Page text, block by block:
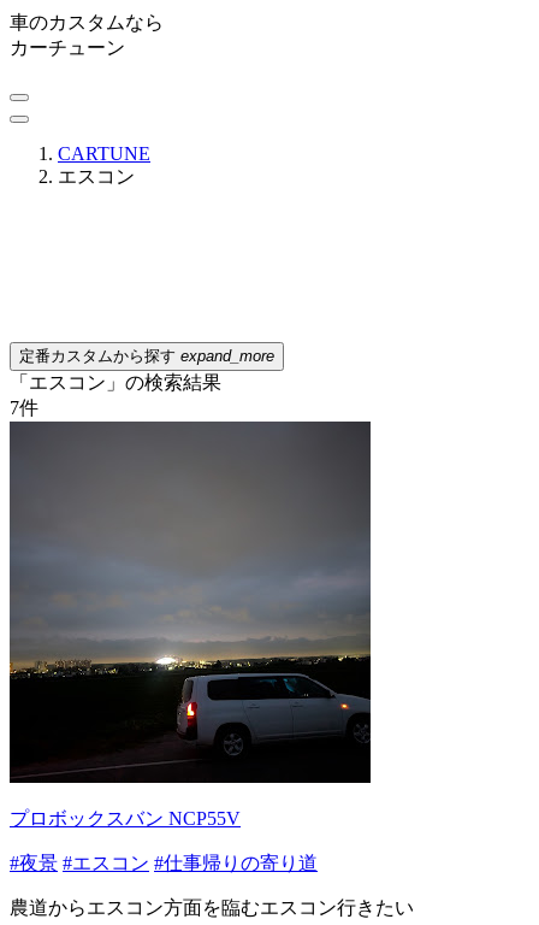
車のカスタムなら
カーチューン
CARTUNE
エスコン
定番カスタムから探す expand_more
「エスコン」の検索結果
7件
プロボックスバン NCP55V
#夜景 #エスコン #仕事帰りの寄り道
農道からエスコン方面を臨むエスコン行きたい